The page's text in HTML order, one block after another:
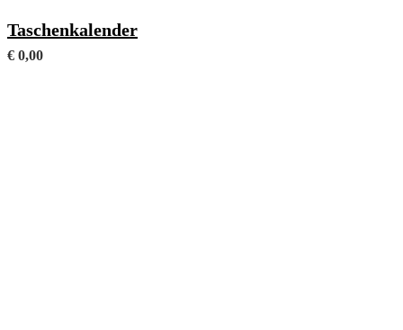
Taschenkalender
€ 0,00